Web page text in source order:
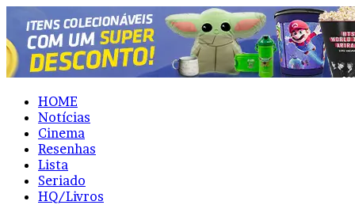
HOME
Notícias
Cinema
Resenhas
Lista
Seriado
HQ/Livros